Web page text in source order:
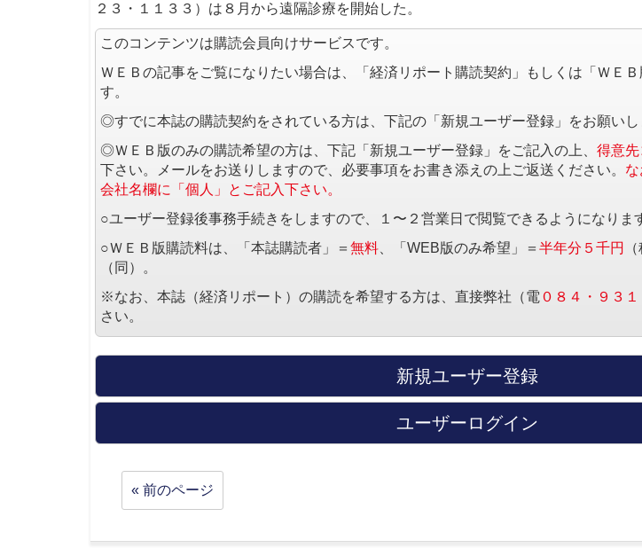
２３・１１３３）は８月から遠隔診療を開始した。
このコンテンツは購読会員向けサービスです。
ＷＥＢの記事をご覧になりたい場合は、「経済リポート購読契約」もしくは「ＷＥ
す。
◎すでに本誌の購読契約をされている方は、下記の「新規ユーザー登録」をお願いし
◎ＷＥＢ版のみの購読希望の方は、下記「新規ユーザー登録」をご記入の上、 得意先
下さい。メールをお送りしますので、必要事項をお書き添えの上ご返送ください。
会社名欄に「個人」とご記入下さい。
○ユーザー登録後事務手続きをしますので、１〜２営業日で閲覧できるようになりま
○ＷＥＢ版購読料は、「本誌購読者」＝ 無料 、「WEB版のみ希望」＝ 半年分５千円
（同）。
※なお、本誌（経済リポート）の購読を希望する方は、直接弊社（電 ０８４・９３
さい。
新規ユーザー登録
ユーザーログイン
« 前のページ